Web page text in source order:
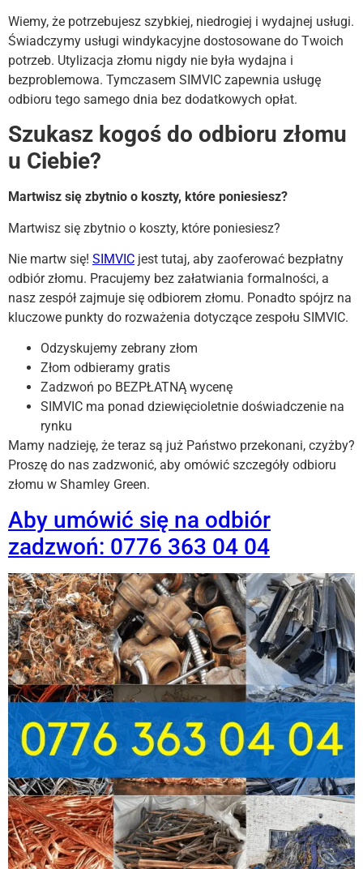
Wiemy, że potrzebujesz szybkiej, niedrogiej i wydajnej usługi.
Świadczymy usługi windykacyjne dostosowane do Twoich
potrzeb. Utylizacja złomu nigdy nie była wydajna i
bezproblemowa. Tymczasem SIMVIC zapewnia usługę
odbioru tego samego dnia bez dodatkowych opłat.
Szukasz kogoś do odbioru złomu
u Ciebie?
Martwisz się zbytnio o koszty, które poniesiesz?
Martwisz się zbytnio o koszty, które poniesiesz?
Nie martw się! SIMVIC jest tutaj, aby zaoferować bezpłatny
odbiór złomu. Pracujemy bez załatwiania formalności, a
nasz zespół zajmuje się odbiorem złomu. Ponadto spójrz na
kluczowe punkty do rozważenia dotyczące zespołu SIMVIC.
Odzyskujemy zebrany złom
Złom odbieramy gratis
Zadzwoń po BEZPŁATNĄ wycenę
SIMVIC ma ponad dziewięcioletnie doświadczenie na
rynku
Mamy nadzieję, że teraz są już Państwo przekonani, czyżby?
Proszę do nas zadzwonić, aby omówić szczegóły odbioru
złomu w Shamley Green.
Aby umówić się na odbiór
zadzwoń: 0776 363 04 04